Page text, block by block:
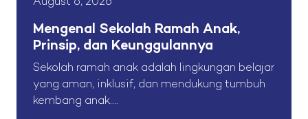
August 6, 2026
Mengenal Sekolah Ramah Anak,
Prinsip, dan Keunggulannya
Sekolah ramah anak adalah lingkungan belajar
yang aman, inklusif, dan mendukung tumbuh
kembang anak....